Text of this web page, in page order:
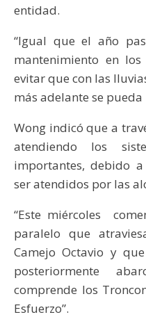
entidad.
“Igual que el año
mantenimiento en
evitar que con las
más adelante se pueda
Wong indicó que a
atendiendo los
importantes, debido
ser atendidos por las
“Este miércoles
paralelo que
Camejo Octavio y
posteriormente
comprende los
Esfuerzo”.